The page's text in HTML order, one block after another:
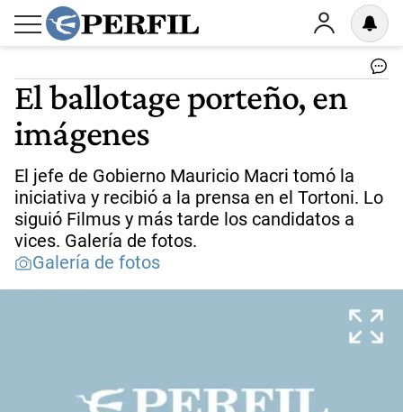
El ballotage porteño, en
imágenes
El jefe de Gobierno Mauricio Macri tomó la
iniciativa y recibió a la prensa en el Tortoni. Lo
siguió Filmus y más tarde los candidatos a
vices. Galería de fotos.
Galería de fotos